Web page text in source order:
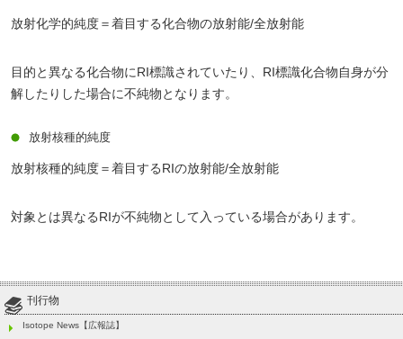
放射化学的純度＝着目する化合物の放射能/全放射能
目的と異なる化合物にRI標識されていたり、RI標識化合物自身が分
解したりした場合に不純物となります。
放射核種的純度
放射核種的純度＝着目するRIの放射能/全放射能
対象とは異なるRIが不純物として入っている場合があります。
刊行物
Isotope News【広報誌】